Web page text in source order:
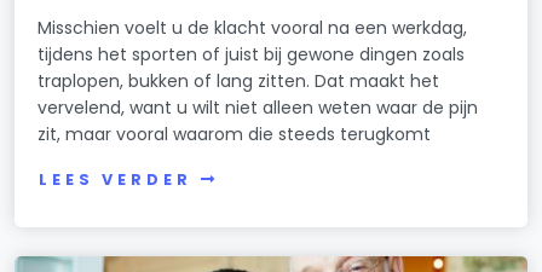
Misschien voelt u de klacht vooral na een werkdag,
tijdens het sporten of juist bij gewone dingen zoals
traplopen, bukken of lang zitten. Dat maakt het
vervelend, want u wilt niet alleen weten waar de pijn
zit, maar vooral waarom die steeds terugkomt
LEES VERDER